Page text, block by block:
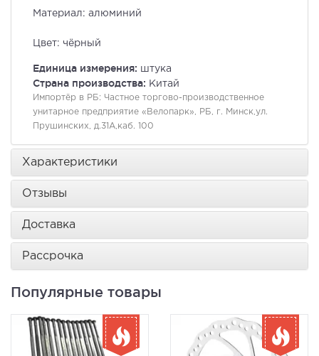
Материал: алюминий
Цвет: чёрный
Единица измерения: штука
Страна производства: Китай
Импортёр в РБ: Частное торгово-производственное
унитарное предприятие «Велопарк», РБ, г. Минск,ул.
Прушинских, д.31А,каб. 100
Характеристики
Отзывы
Доставка
Рассрочка
Популярные товары